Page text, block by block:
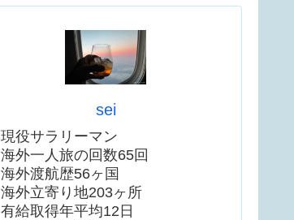
sei
現役サラリーマン
海外一人旅の回数65回
海外渡航歴56ヶ国
海外立寄り地203ヶ所
有給取得年平均12日